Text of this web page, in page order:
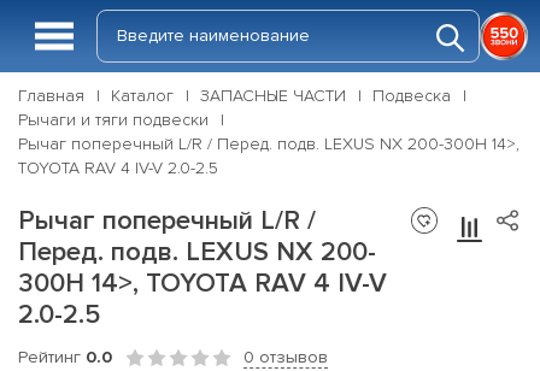
Главная Каталог ЗАПАСНЫЕ ЧАСТИ
Подвеска
Рычаги и тяги подвески
Рычаг поперечный L/R / Перед. подв. LEXUS NX 200-300H 14>,
TOYOTA RAV 4 IV-V 2.0-2.5
Рычаг поперечный L/R /
Перед. подв. LEXUS NX 200-
300H 14>, TOYOTA RAV 4 IV-V
2.0-2.5
Рейтинг 0.0 0 отзывов